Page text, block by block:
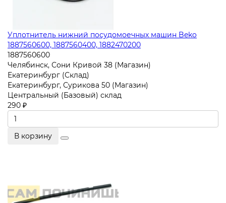
Уплотнитель нижний посудомоечных машин Beko
1887560600, 1887560400, 1882470200
1887560600
Челябинск, Сони Кривой 38 (Магазин)
Екатеринбург (Склад)
Екатеринбург, Сурикова 50 (Магазин)
Центральный (Базовый) склад
290 ₽
В корзину